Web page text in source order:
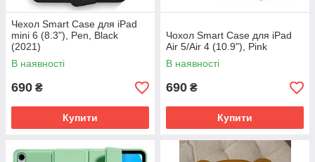
Чехол Smart Case для iPad
mini 6 (8.3"), Pen, Black
(2021)
В наявності
690 ₴
Купити
Чохол Smart Case для iPad
Air 5/Air 4 (10.9"), Pink
В наявності
690 ₴
Купити